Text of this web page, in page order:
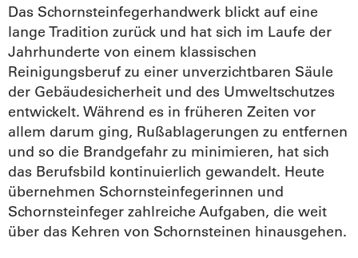
Das Schornsteinfegerhandwerk blickt auf eine
lange Tradition zurück und hat sich im Laufe der
Jahrhunderte von einem klassischen
Reinigungsberuf zu einer unverzichtbaren Säule
der Gebäudesicherheit und des Umweltschutzes
entwickelt. Während es in früheren Zeiten vor
allem darum ging, Rußablagerungen zu entfernen
und so die Brandgefahr zu minimieren, hat sich
das Berufsbild kontinuierlich gewandelt. Heute
übernehmen Schornsteinfegerinnen und
Schornsteinfeger zahlreiche Aufgaben, die weit
über das Kehren von Schornsteinen hinausgehen.